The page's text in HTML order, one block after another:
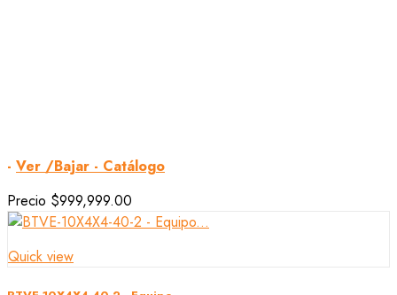
- Ver /Bajar - Catálogo
Precio $999,999.00
Quick view